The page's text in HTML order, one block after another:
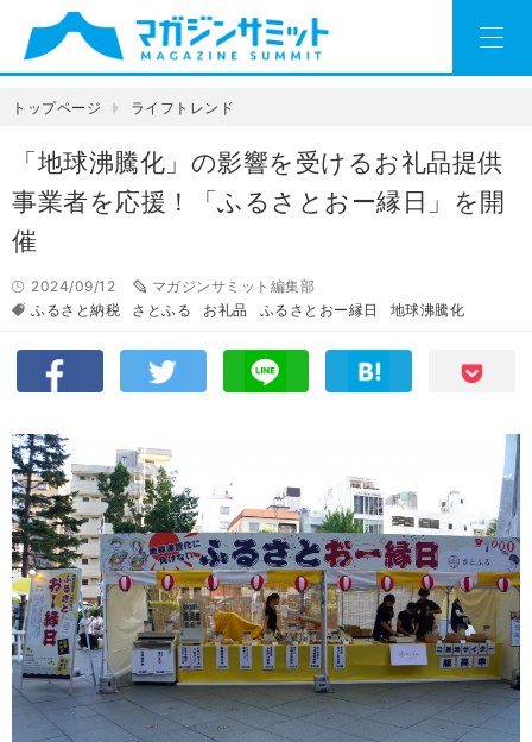
トップページ ライフトレンド
「地球沸騰化」の影響を受けるお礼品提供
事業者を応援！「ふるさとおー縁日」を開
催
2024/09/12
マガジンサミット編集部
ふるさと納税
さとふる お礼品 ふるさとおー縁日 地球沸騰化